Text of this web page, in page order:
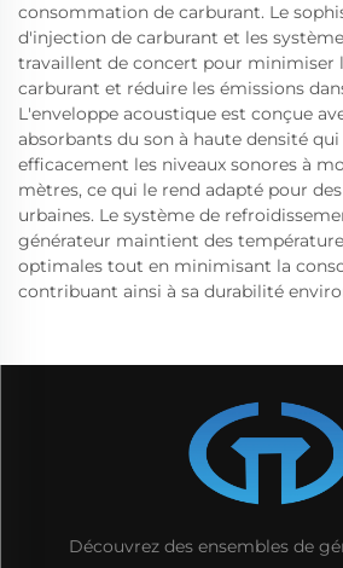
consommation de carburant. Le
d'injection de carburant et les
travaillent de concert pour minimiser
carburant et réduire les émissions
L'enveloppe acoustique est conçue
absorbants du son à haute densité
efficacement les niveaux sonores à
mètres, ce qui le rend adapté pour
urbaines. Le système de
générateur maintient des
optimales tout en minimisant la
contribuant ainsi à sa durabilité
Découvrez des ensembles de